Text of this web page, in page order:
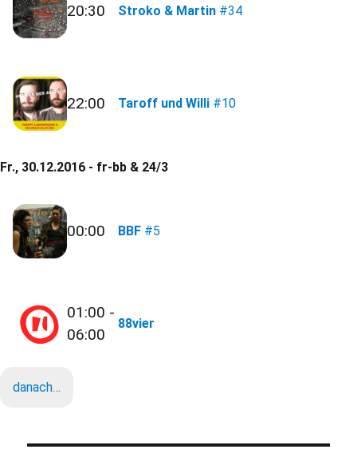
20:30 Stroko & Martin #34
22:00 Taroff und Willi #10
Fr., 30.12.2016 - fr-bb & 24/3
00:00 BBF #5
01:00 -
06:00
88vier
danach…